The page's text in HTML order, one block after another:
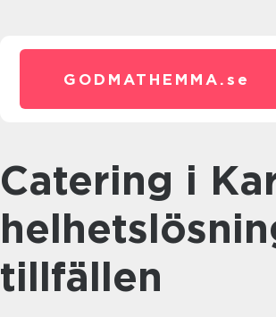
GODMATHEMMA. se
Catering i Karlstad: Smakfulla
tillfällen